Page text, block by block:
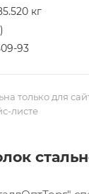
кг
93
только для
листе